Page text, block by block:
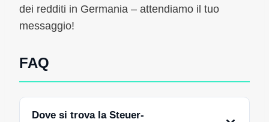
dei redditi in Germania – attendiamo il tuo
messaggio!
FAQ
Dove si trova la Steuer-